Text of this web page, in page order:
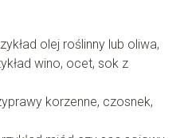
olej roślinny lub oliwa,
wino, ocet, sok z
korzenne, czosnek,